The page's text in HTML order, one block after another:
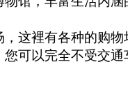
这裡有各种的购物
可以完全不受交